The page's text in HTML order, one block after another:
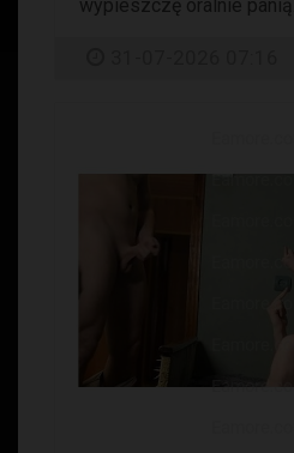
wypieszczę oralnie panią...